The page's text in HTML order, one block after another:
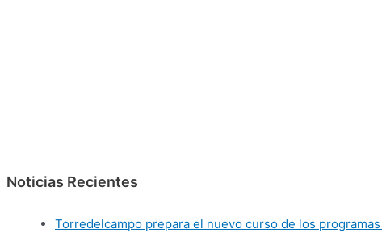
Noticias Recientes
Torredelcampo prepara el nuevo curso de los